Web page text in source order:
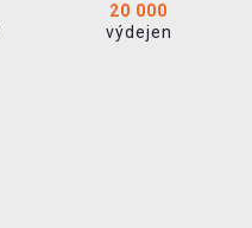
20 000
výdejen